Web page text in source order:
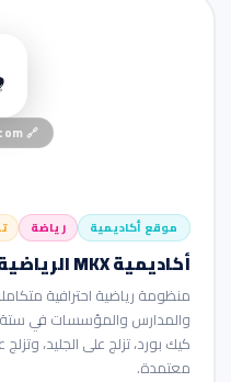
🔗
mkxskate.com
موقع أكاديمية رياضة
أكاديمية MKX الرياضية
منظومة رياضية احترافية
كيك بورد، تزلج على الجليد،
معتمدة.